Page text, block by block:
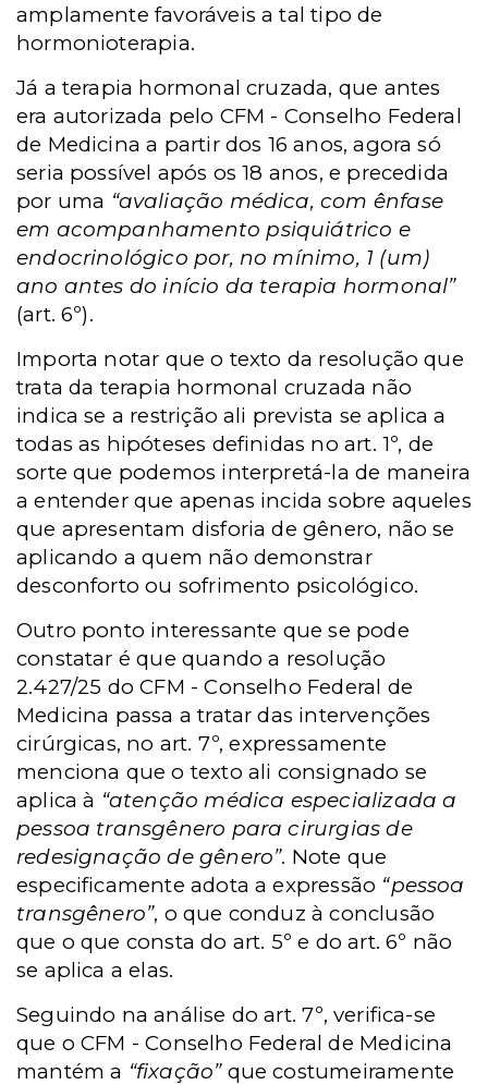
amplamente favoráveis a tal tipo de
hormonioterapia.
Já a terapia hormonal cruzada, que antes
era autorizada pelo CFM - Conselho Federal
de Medicina a partir dos 16 anos, agora só
seria possível após os 18 anos, e precedida
por uma “avaliação médica, com ênfase
em acompanhamento psiquiátrico e
endocrinológico por, no mínimo, 1 (um)
ano antes do início da terapia hormonal”
(art. 6º).
Importa notar que o texto da resolução que
trata da terapia hormonal cruzada não
indica se a restrição ali prevista se aplica a
todas as hipóteses definidas no art. 1º, de
sorte que podemos interpretá-la de maneira
a entender que apenas incida sobre aqueles
que apresentam disforia de gênero, não se
aplicando a quem não demonstrar
desconforto ou sofrimento psicológico.
Outro ponto interessante que se pode
constatar é que quando a resolução
2.427/25 do CFM - Conselho Federal de
Medicina passa a tratar das intervenções
cirúrgicas, no art. 7º, expressamente
menciona que o texto ali consignado se
aplica à “atenção médica especializada a
pessoa transgênero para cirurgias de
redesignação de gênero”. Note que
especificamente adota a expressão “pessoa
transgênero”, o que conduz à conclusão
que o que consta do art. 5º e do art. 6º não
se aplica a elas.
Seguindo na análise do art. 7º, verifica-se
que o CFM - Conselho Federal de Medicina
mantém a “fixação”que costumeiramente